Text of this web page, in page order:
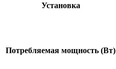
Установка
Потребляемая мощность (Вт)